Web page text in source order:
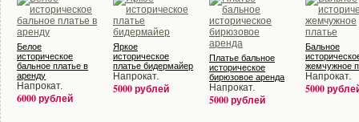
Белое
историческое
бальное платье в
аренду
Напрокат.
6000 рублей
Яркое
историческое
платье бидермайер
Напрокат.
5000 рублей
Платье бальное
историческое
бирюзовое аренда
Напрокат.
5000 рублей
Бальное
жемчужное
Напрокат.
5000